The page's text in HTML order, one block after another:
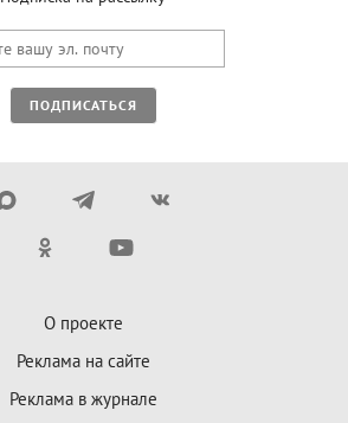
ПОДПИСАТЬСЯ
О проекте
Реклама на сайте
Реклама в журнале